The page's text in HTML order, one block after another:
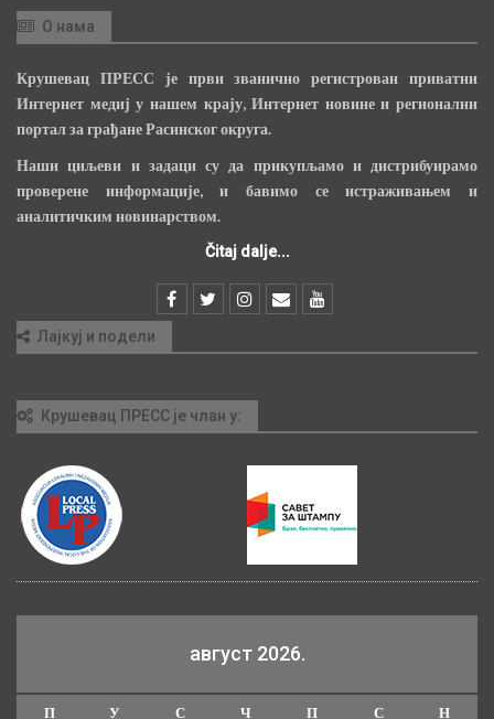
О нама
Крушевац ПРЕСС је први званично регистрован приватни
Интернет медиј у нашем крају, Интернет новине и регионални
портал за грађане Расинског округа.
Наши циљеви и задаци су да прикупљамо и дистрибуирамо
проверене информације, и бавимо се истраживањем и
аналитичким новинарством.
Čitaj dalje...
Лајкуј и подели
Крушевац ПРЕСС је члан у:
август 2026.
П У С Ч П С Н